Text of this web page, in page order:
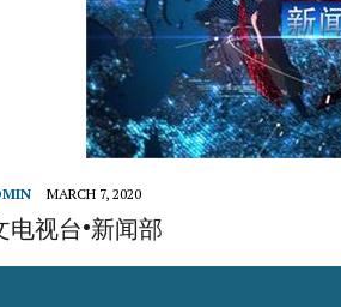
MARCH 7, 2020
视台•新闻部